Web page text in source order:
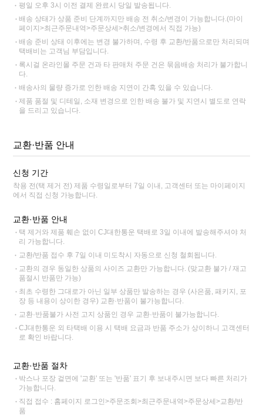
평일 오후 3시 이전 결제 완료시 당일 발송됩니다.
배송 상태가 상품 준비 단계까지만 배송 전 취소/변경이 가능합니다.(마이
페이지>최근주문내역>주문상세>취소/변경에서 직접 가능)
배송 준비 상태 이후에는 변경 불가하며, 수령 후 교환/반품으로만 처리되며
택배비는 고객님 부담입니다.
록시걸 온라인몰 주문 건과 타 판매처 주문 건은 묶음배송 처리가 불가합니
다.
배송사의 물량 증가로 인한 배송 지연이 간혹 있을 수 있습니다.
제품 품절 및 디테일, 소재 변경으로 인한 배송 불가 및 지연시 별도로 연락
을 드리고 있습니다.
교환·반품 안내
신청 기간
착용 전(택 제거 전) 제품 수령일로부터 7일 이내, 고객센터 또는 마이페이지
에서 직접 신청 가능합니다.
교환·반품 안내
택 제거와 제품 훼손 없이 CJ대한통운 택배로 3일 이내에 발송해주셔야 처
리 가능합니다.
교환/반품 접수 후 7일 이내 미도착시 자동으로 신청 철회됩니다.
교환의 경우 동일한 상품의 사이즈 교환만 가능합니다. (맞교환 불가 / 재고
품절시 반품만 가능)
최초 수령한 그대로가 아닌 일부 상품만 발송하는 경우 (사은품, 패키지, 포
장 등 내용이 상이한 경우) 교환·반품이 불가능합니다.
교환·반품불가 사전 고지 상품인 경우 교환·반품이 불가능합니다.
CJ대한통운 외 타택배 이용 시 택배 요금과 반품 주소가 상이하니 고객센터
로 확인 바랍니다.
교환·반품 절차
박스나 포장 겉면에 '교환' 또는 '반품' 표기 후 보내주시면 보다 빠른 처리가
가능합니다.
직접 접수 : 홈페이지 로그인>주문조회>최근주문내역>주문상세>교환/반
품